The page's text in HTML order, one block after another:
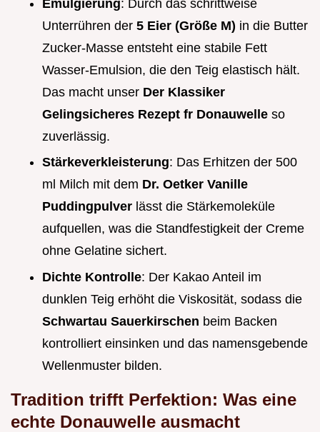
Emulgierung: Durch das schrittweise
Unterrühren der 5 Eier (Größe M) in die Butter
Zucker-Masse entsteht eine stabile Fett
Wasser-Emulsion, die den Teig elastisch hält.
Das macht unser Der Klassiker
Gelingsicheres Rezept fr Donauwelle so
zuverlässig.
Stärkeverkleisterung: Das Erhitzen der 500
ml Milch mit dem Dr. Oetker Vanille
Puddingpulver lässt die Stärkemoleküle
aufquellen, was die Standfestigkeit der Creme
ohne Gelatine sichert.
Dichte Kontrolle: Der Kakao Anteil im
dunklen Teig erhöht die Viskosität, sodass die
Schwartau Sauerkirschen beim Backen
kontrolliert einsinken und das namensgebende
Wellenmuster bilden.
Tradition trifft Perfektion: Was eine
echte Donauwelle ausmacht